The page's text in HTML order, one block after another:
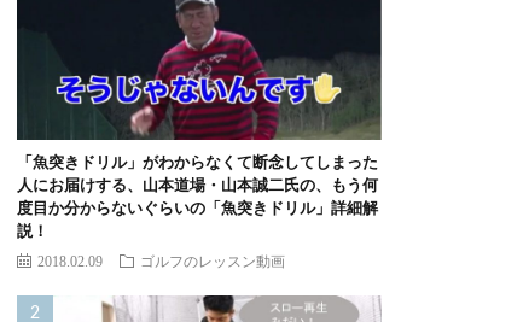
「魚突きドリル」がわからなくて断念してしまった
人にお届けする、山本道場・山本誠二氏の、もう何
度目か分からないぐらいの「魚突きドリル」詳細解
説！
2018.02.09 ゴルフのレッスン動画